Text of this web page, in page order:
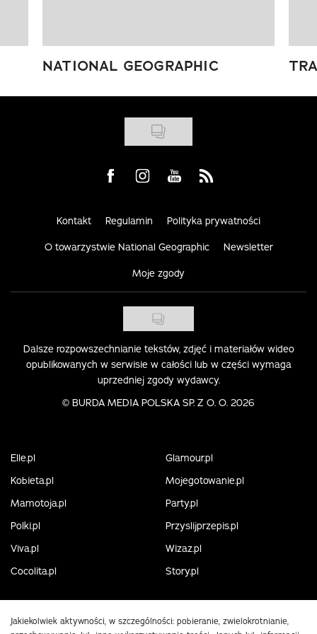
NATIONAL GEOGRAPHIC
Visit us on Facebook
Visit us on Instagram
Visit us on Youtube
Visit us on Rss
Kontakt Regulamin Polityka prywatności
O towarzystwie National Geographic Newsletter
Moje zgody
Dalsze rozpowszechnianie tekstów, zdjęć i materiałów wideo
opublikowanych w serwisie w całości lub w części wymaga
uprzedniej zgody wydawcy.
© BURDA MEDIA POLSKA SP. Z O. O. 2026
Elle.pl
Glamour.pl
Kobieta.pl
Mojegotowanie.pl
Mamotoja.pl
Party.pl
Polki.pl
Przyslijprzepis.pl
Viva.pl
Wizaz.pl
Cocolita.pl
Story.pl
Jakiekolwiek aktywności, w szczególności: pobieranie, zwielokrotnianie,